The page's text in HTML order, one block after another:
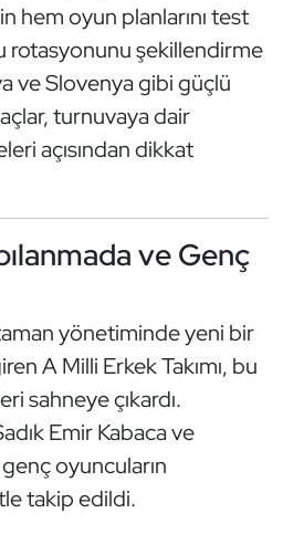
hem oyun planlarını test
rotasyonunu şekillendirme
ve Slovenya gibi güçlü
turnuvaya dair
açısından dikkat
ve Genç
yönetiminde yeni bir
A Milli Erkek Takımı, bu
sahneye çıkardı.
Emir Kabaca ve
oyuncuların
takip edildi.